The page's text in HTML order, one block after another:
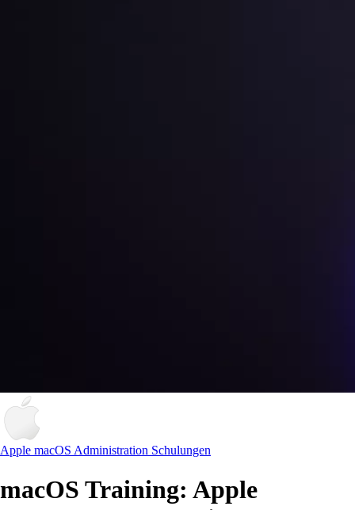
Apple macOS Administration Schulungen
macOS Training: Apple